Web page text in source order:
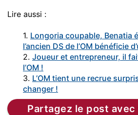
Lire aussi :
1. Longoria coupable, Benatia
l’ancien DS de l’OM bénéficie
2. Joueur et entrepreneur, il
l’OM !
3. L’OM tient une recrue
changer !
Partagez le post avec